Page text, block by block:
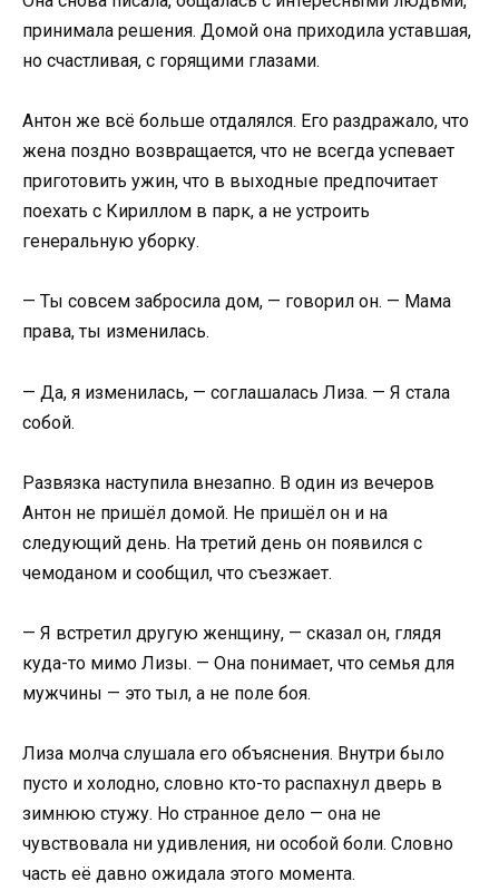
принимала решения. Домой она приходила уставшая,
но счастливая, с горящими глазами.
Антон же всё больше отдалялся. Его раздражало, что
жена поздно возвращается, что не всегда успевает
приготовить ужин, что в выходные предпочитает
поехать с Кириллом в парк, а не устроить
генеральную уборку.
— Ты совсем забросила дом, — говорил он. — Мама
права, ты изменилась.
— Да, я изменилась, — соглашалась Лиза. — Я стала
собой.
Развязка наступила внезапно. В один из вечеров
Антон не пришёл домой. Не пришёл он и на
следующий день. На третий день он появился с
чемоданом и сообщил, что съезжает.
— Я встретил другую женщину, — сказал он, глядя
куда-то мимо Лизы. — Она понимает, что семья для
мужчины — это тыл, а не поле боя.
Лиза молча слушала его объяснения. Внутри было
пусто и холодно, словно кто-то распахнул дверь в
зимнюю стужу. Но странное дело — она не
чувствовала ни удивления, ни особой боли. Словно
часть её давно ожидала этого момента.